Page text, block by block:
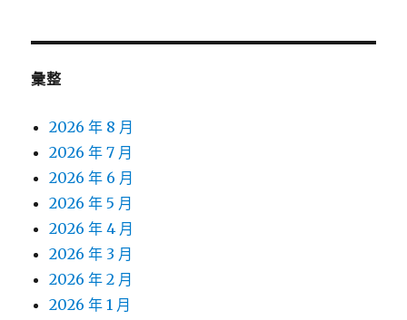
彙整
2026 年 8 月
2026 年 7 月
2026 年 6 月
2026 年 5 月
2026 年 4 月
2026 年 3 月
2026 年 2 月
2026 年 1 月